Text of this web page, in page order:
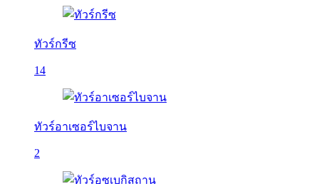
ทัวร์กรีซ
14
ทัวร์อาเซอร์ไบจาน
2